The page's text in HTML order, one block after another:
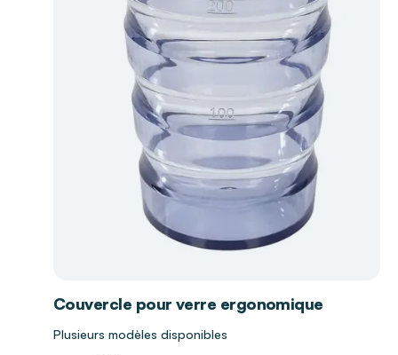
Couvercle pour verre ergonomique
Plusieurs modèles disponibles